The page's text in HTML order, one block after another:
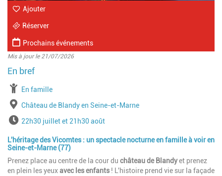
Ajouter
Réserver
Prochains événements
Mis à jour le 21/07/2026
à partir de
En famille
Lieu
Château de Blandy en Seine-et-Marne
Horaires22h30 juillet et 21h30 août
L'héritage des Vicomtes : un spectacle nocturne en famille à voir en
Seine-et-Marne (77)
Prenez place au centre de la cour du château de Blandyet prenez
en plein les yeuxavec les enfants ! L'histoire prend vie sur la façade